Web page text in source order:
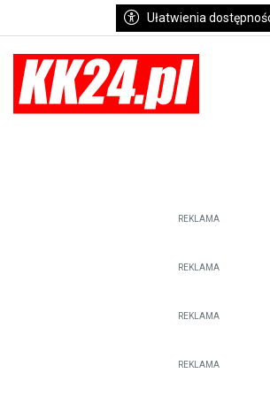
Ułatwienia
REKLAMA
REKLAMA
REKLAMA
REKLAMA